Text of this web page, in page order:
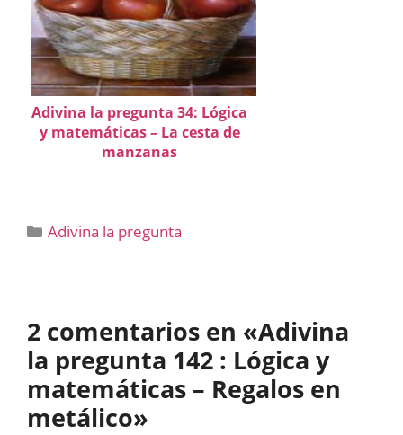
Adivina la pregunta 34: Lógica
y matemáticas – La cesta de
manzanas
Categorías
Adivina la pregunta
2 comentarios en «Adivina
la pregunta 142 : Lógica y
matemáticas – Regalos en
metálico»